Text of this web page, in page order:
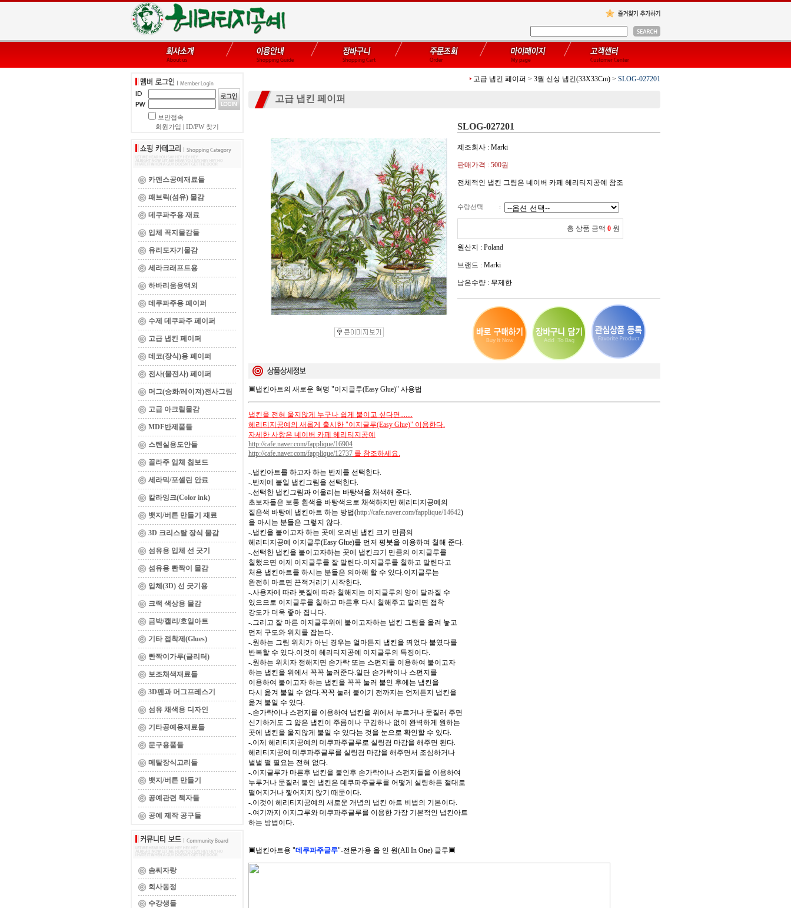
보안접속
회원가입
ID/PW 찾기
카덴스공예재료들
패브릭(섬유) 물감
데쿠파주용 재료
입체 꼭지물감들
유리도자기물감
세라크래프트용
하바리움용액외
데쿠파주용 페이퍼
수제 데쿠파주 페이퍼
고급 냅킨 페이퍼
데코(장식)용 페이퍼
전사(물전사) 페이퍼
머그(승화/레이져)전사그림
고급 아크릴물감
MDF반제품들
스텐실용도안들
꼴라주 입체 칩보드
세라믹/포셀린 안료
칼라잉크(Color ink)
뱃지/버튼 만들기 재료
3D 크리스탈 장식 물감
섬유용 입체 선 긋기
섬유용 빤짝이 물감
입체(3D) 선 긋기용
크랙 색상용 물감
금박/캘리/호일아트
기타 접착제(Glues)
빤짝이가루(글리터)
보조채색재료들
3D펜과 머그프레스기
섬유 채색용 디자인
기타공예용재료들
문구용품들
메탈장식고리들
뱃지/버튼 만들기
공예관련 책자들
공예 제작 공구들
솜씨자랑
회사동정
수강생들
고급 냅킨 페이퍼 > 3월 신상 냅킨(33X33Cm) > SLOG-027201
고급 냅킨 페이퍼
SLOG-027201
제조회사 : Marki
판매가격 : 500원
전체적인 냅킨 그림은 네이버 카페 헤리티지공예 참조
수량선택 :
총 상품 금액 0 원
원산지 : Poland
브랜드 : Marki
남은수량 : 무제한
▣ 냅킨아트의 새로운 혁명 "이지글루(Easy Glue)" 사용법
냅킨을 전혀 울지않게 누구나 쉽게 붙이고 싶다면.......
헤리티지공예의 새롭게 출시한 "이지글루(Easy Glue)" 이용한다.
자세한 사항은 네이버 카페 헤리티지공예
http://cafe.naver.com/fapplique/16904
http://cafe.naver.com/fapplique/12737 를 참조하세요.
-.냅킨아트를 하고자 하는 반제를 선택한다.
-.반제에 붙일 냅킨그림을 선택한다.
-.선택한 냅킨그림과 어울리는 바탕색을 채색해 준다.
초보자들은 보통 흰색을 바탕색으로 채색하지만 헤리티지공예의
짙은색 바탕에 냅킨아트 하는 방법(http://cafe.naver.com/fapplique/14642)
을 아시는 분들은 그렇지 않다.
-.냅킨을 붙이고자 하는 곳에 오려낸 냅킨 크기 만큼의
헤리티지공예 이지글루(Easy Glue)를 먼저 평붓을 이용하여 칠해 준다.
-.선택한 냅킨을 붙이고자하는 곳에 냅킨크기 만큼의 이지글루를
칠했으면 이제 이지글루를 잘 말린다.이지글루를 칠하고 말린다고
처음 냅킨아트를 하시는 분들은 의아해 할 수 있다.이지글루는
완전히 마르면 끈적거리기 시작한다.
-.사용자에 따라 붓질에 따라 칠해지는 이지글루의 양이 달라질 수
있으므로 이지글루를 칠하고 마른후 다시 칠해주고 말리면 접착
강도가 더욱 좋아 집니다.
-.그리고 잘 마른 이지글루위에 붙이고자하는 냅킨 그림을 올려 놓고
먼저 구도와 위치를 잡는다.
-.원하는 그림 위치가 아닌 경우는 얼마든지 냅킨을 띄었다 붙였다를
반복할 수 있다.이것이 헤리티지공예 이지글루의 특징이다.
-.원하는 위치자 정해지면 손가락 또는 스펀지를 이용하여 붙이고자
하는 냅킨을 위에서 꼭꼭 눌러준다.일단 손가락이나 스펀지를
이용하여 붙이고자 하는 냅킨을 꼭꼭 눌러 붙인 후에는 냅킨을
다시 옮겨 붙일 수 없다.꼭꼭 눌러 붙이기 전까지는 언제든지 냅킨을
옮겨 붙일 수 있다.
-.손가락이나 스펀지를 이용하여 냅킨을 위에서 누르거나 문질러 주면
신기하게도 그 얇은 냅킨이 주름이나 구김하나 없이 완벽하게 원하는
곳에 냅킨을 울지않게 붙일 수 있다는 것을 눈으로 확인할 수 있다.
-.이제 헤리티지공예의 데쿠파주글루로 실링겸 마감을 해주면 된다.
헤리티지공예 데쿠파주글루를 실링겸 마감을 해주면서 조심하거나
벌벌 떨 필요는 전혀 없다.
-.이지글루가 마른후 냅킨을 붙인후 손가락이나 스펀지들을 이용하여
누루거나 문질러 붙인 냅킨은 데쿠파주글루를 어떻게 실링하든 절대로
떨어지거나 찧어지지 않기 때문이다.
-.이것이 헤리티지공예의 새로운 개념의 냅킨 아트 비법의 기본이다.
-.여기까지 이지그루와 데쿠파주글루를 이용한 가장 기본적인 냅킨아트
하는 방법이다.
▣냅킨아트용 "데쿠파주글루"-전문가용 올 인 원(All In One) 글루▣